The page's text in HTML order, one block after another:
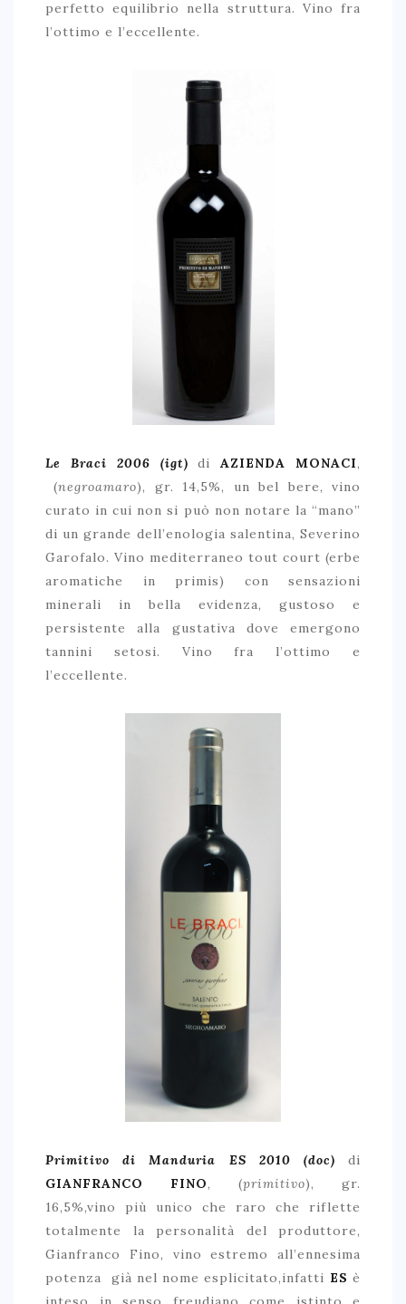
perfetto equilibrio nella struttura. Vino fra
l’ottimo e l’eccellente.
Le Braci 2006 (igt)diAZIENDA MONACI,
(negroamaro), gr. 14,5%, un bel bere, vino
curato in cui non si può non notare la “mano”
di un grande dell’enologia salentina, Severino
Garofalo. Vino mediterraneo tout court (erbe
aromatiche in primis) con sensazioni
minerali in bella evidenza, gustoso e
persistente alla gustativa dove emergono
tannini setosi. Vino fra l’ottimo e
l’eccellente.
Primitivo di Manduria ES 2010 (doc) di
GIANFRANCO FINO, (primitivo), gr.
16,5%,vino più unico che raro che riflette
totalmente la personalità del produttore,
Gianfranco Fino, vino estremo all’ennesima
potenza già nel nome esplicitato,infatti ES è